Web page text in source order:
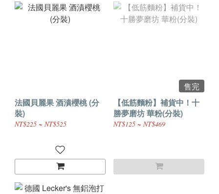
法國貝麗果 酒漬櫻桃 (分
裝)
NT$225 ~ NT$525
售完
【低筋麵粉】補貨中！十
勝夢磨坊 華粉(分裝)
NT$125 ~ NT$469